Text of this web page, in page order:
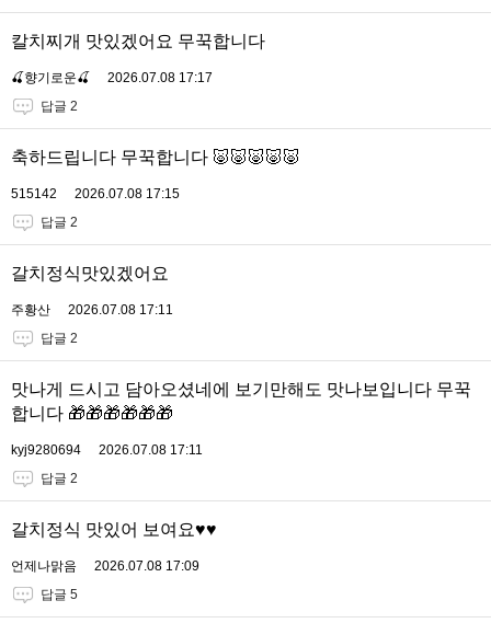
칼치찌개 맛있겠어요 무꾹합니다
🍒향기로운🍒
2026.07.08 17:17
답글 2
축하드립니다 무꾹합니다 🐷🐷🐷🐷🐷
515142
2026.07.08 17:15
답글 2
갈치정식맛있겠어요
주황산
2026.07.08 17:11
답글 2
맛나게 드시고 담아오셨네에 보기만해도 맛나보입니다 무꾹
합니다 🎁🎁🎁🎁🎁🎁
kyj9280694
2026.07.08 17:11
답글 2
갈치정식 맛있어 보여요♥♥
언제나맑음
2026.07.08 17:09
답글 5